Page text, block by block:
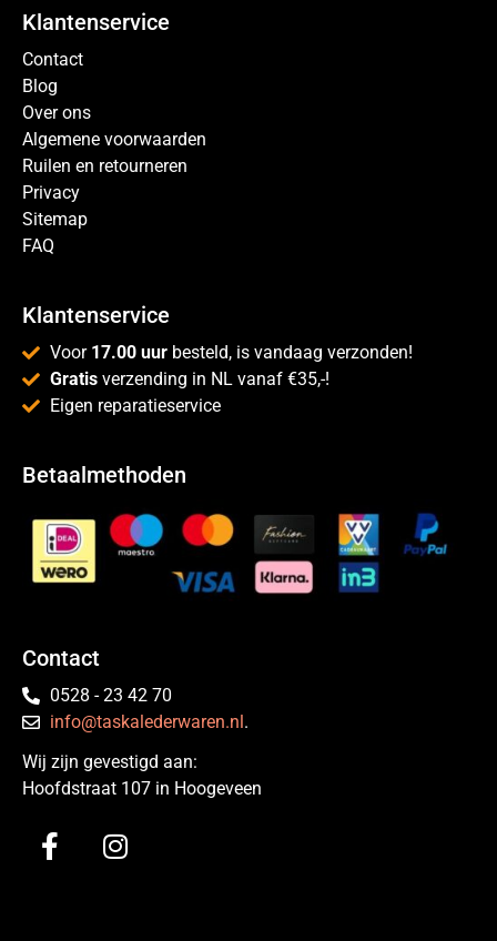
Klantenservice
Contact
Blog
Over ons
Algemene voorwaarden
Ruilen en retourneren
Privacy
Sitemap
FAQ
Klantenservice
Voor 17.00 uur besteld, is vandaag verzonden!
Gratis verzending in NL vanaf €35,-!
Eigen reparatieservice
Betaalmethoden
Contact
0528 - 23 42 70
info@taskalederwaren.nl.
Wij zijn gevestigd aan:
Hoofdstraat 107 in Hoogeveen